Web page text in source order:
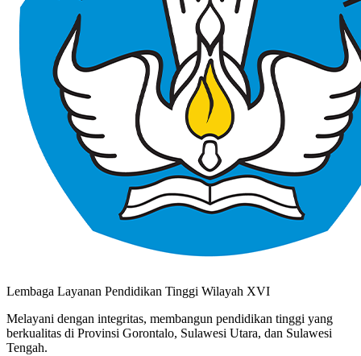
Lembaga Layanan Pendidikan Tinggi Wilayah XVI
Melayani dengan integritas, membangun pendidikan tinggi yang
berkualitas di Provinsi Gorontalo, Sulawesi Utara, dan Sulawesi
Tengah.